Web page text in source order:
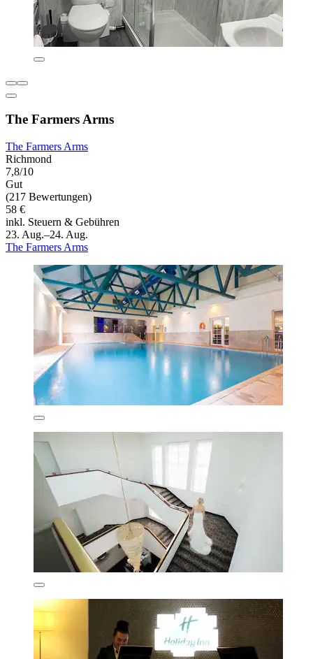
The Farmers Arms
The Farmers Arms
Richmond
7,8/10
Gut
(217 Bewertungen)
58 €
inkl. Steuern & Gebühren
23. Aug.–24. Aug.
The Farmers Arms